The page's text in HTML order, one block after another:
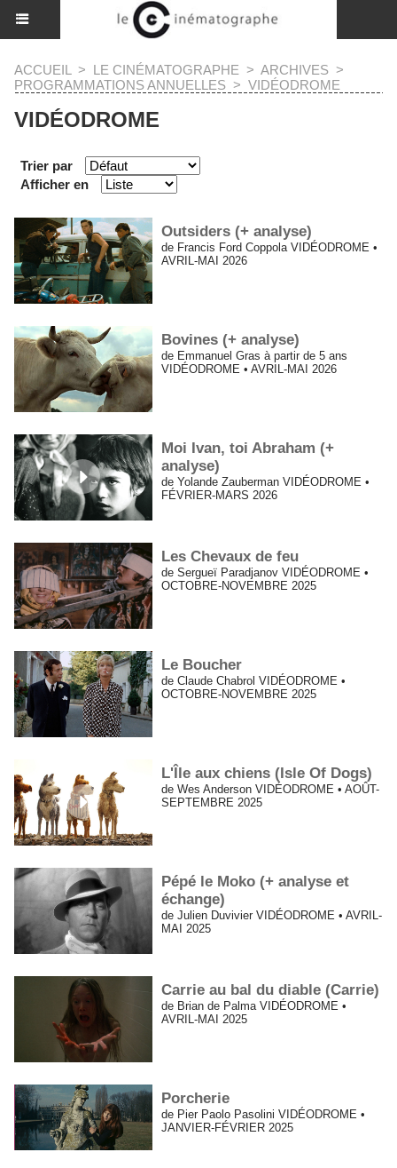
ACCUEIL > LE CINÉMATOGRAPHE > ARCHIVES >
PROGRAMMATIONS ANNUELLES > VIDÉODROME
VIDÉODROME
Trier par
Afficher en
Outsiders (+ analyse)
de Francis Ford Coppola VIDÉODROME •
AVRIL-MAI 2026
Bovines (+ analyse)
de Emmanuel Gras à partir de 5 ans
VIDÉODROME • AVRIL-MAI 2026
Moi Ivan, toi Abraham (+
analyse)
de Yolande Zauberman VIDÉODROME •
FÉVRIER-MARS 2026
Les Chevaux de feu
de Sergueï Paradjanov VIDÉODROME •
OCTOBRE-NOVEMBRE 2025
Le Boucher
de Claude Chabrol VIDÉODROME •
OCTOBRE-NOVEMBRE 2025
L'Île aux chiens (Isle Of Dogs)
de Wes Anderson VIDÉODROME • AOÛT-
SEPTEMBRE 2025
Pépé le Moko (+ analyse et
échange)
de Julien Duvivier VIDÉODROME • AVRIL-
MAI 2025
Carrie au bal du diable (Carrie)
de Brian de Palma VIDÉODROME •
AVRIL-MAI 2025
Porcherie
de Pier Paolo Pasolini VIDÉODROME •
JANVIER-FÉVRIER 2025